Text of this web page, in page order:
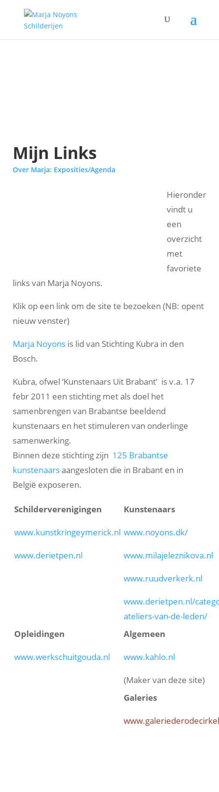
Mijn Links
Over Marja: Exposities/Agenda
Hieronder
vindt u
een
overzicht
met
favoriete
links van Marja Noyons.
Klik op een link om de site te bezoeken (NB: opent
nieuw venster)
Marja Noyons is lid van Stichting Kubra in den
Bosch.
Kubra, ofwel ‘Kunstenaars Uit Brabant’ is v.a. 17
febr 2011 een stichting met als doel het
samenbrengen van Brabantse beeldend
kunstenaars en het stimuleren van onderlinge
samenwerking.
Binnen deze stichting zijn 125 Brabantse
kunstenaarsaangesloten die in Brabant en in
België exposeren.
Schilderverenigingen
www.kunstkringeymerick.nl
www.derietpen.nl
Kunstenaars
www.noyons.dk/
www.milajeleznikova.nl
www.ruudverkerk.nl
www.derietpen.nl/
ateliers-van-de-leden/
Opleidingen
www.werkschuitgouda.nl
Algemeen
www.kahlo.nl
(Maker van deze site)
Galeries